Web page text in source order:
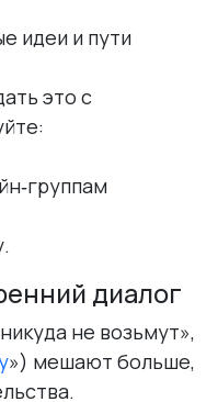
идеи и пути
это с
диалог
не возьмут»,
») мешают больше,